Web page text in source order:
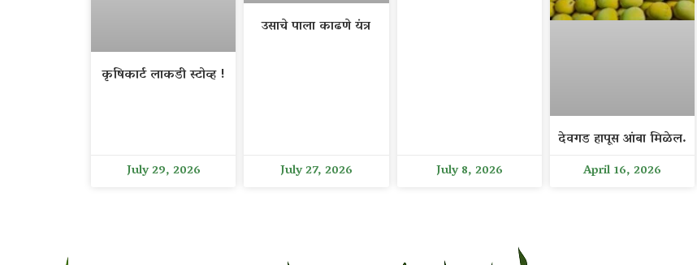
कृषिकार्ट लाकडी स्टोव्ह !
July 29, 2026
उसाचे पाला काढणे यंत्र
July 27, 2026 July 8, 2026
देवगड हापूस आंबा मिळेल.
April 16, 2026